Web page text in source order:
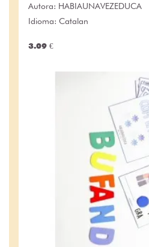
Autora: HABIAUNAVEZEDUCA
Idioma: Catalan
3.09 €